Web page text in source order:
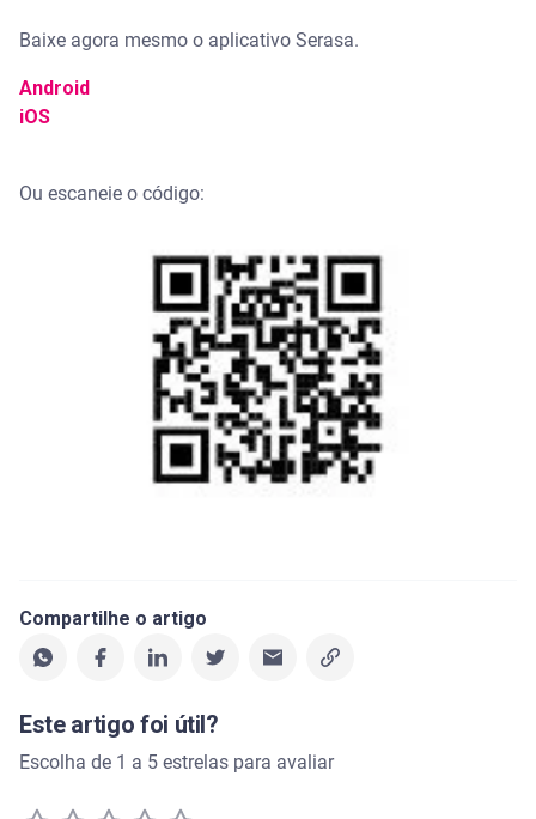
Baixe agora mesmo o aplicativo Serasa.
Android
iOS
Ou escaneie o código:
Compartilhe o artigo
Este artigo foi útil?
Escolha de 1 a 5 estrelas para avaliar